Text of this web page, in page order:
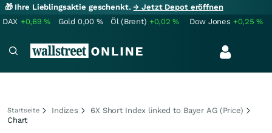
🎁 Ihre Lieblingsaktie geschenkt.→ Jetzt Depot eröffnen
DAX +0,69% Gold 0,00 % Öl (Brent) +0,02% Dow Jones +0,25%
Startseite Indizes
6X Short Index linked to Bayer AG (Price)
Chart